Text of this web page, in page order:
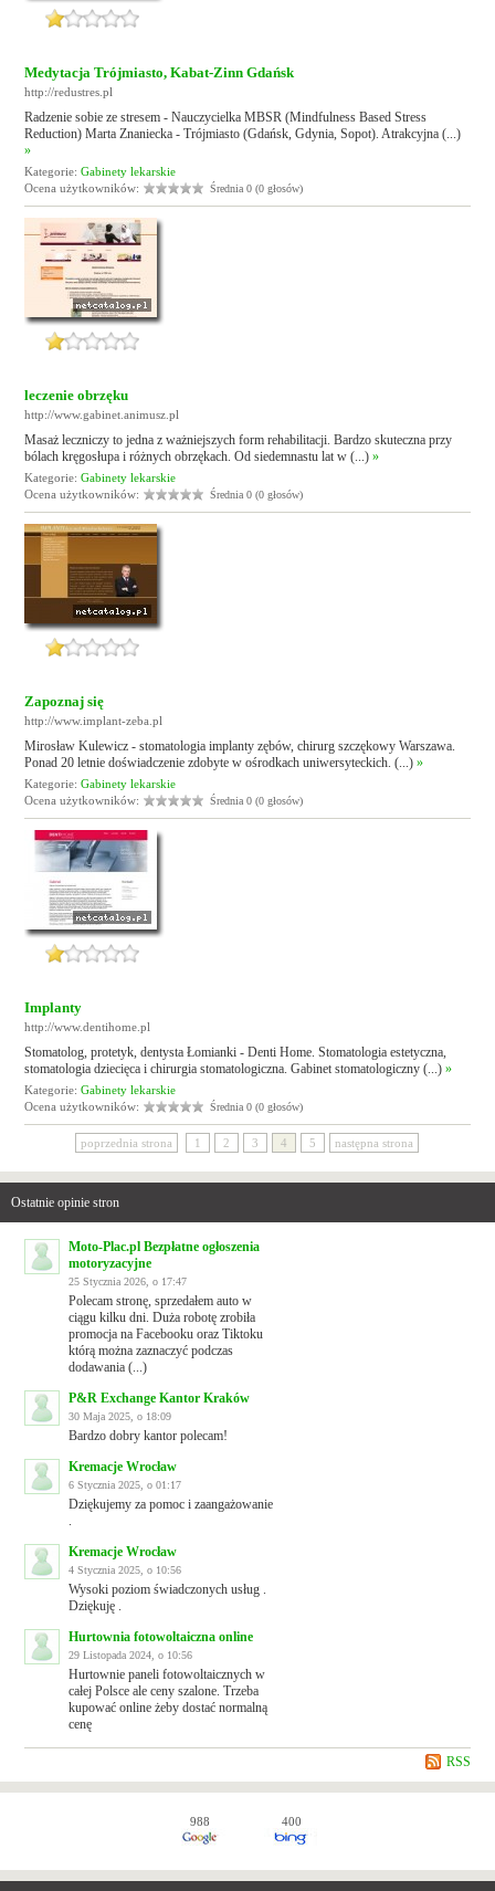
Medytacja Trójmiasto, Kabat-Zinn Gdańsk
http://redustres.pl
Radzenie sobie ze stresem - Nauczycielka MBSR (Mindfulness Based Stress
Reduction) Marta Znaniecka - Trójmiasto (Gdańsk, Gdynia, Sopot). Atrakcyjna (...)
»
Kategorie:Gabinety lekarskie
Ocena użytkowników:
Średnia 0 (0 głosów)
leczenie obrzęku
http://www.gabinet.animusz.pl
Masaż leczniczy to jedna z ważniejszych form rehabilitacji. Bardzo skuteczna przy
bólach kręgosłupa i różnych obrzękach. Od siedemnastu lat w (...)»
Kategorie:Gabinety lekarskie
Ocena użytkowników:
Średnia 0 (0 głosów)
Zapoznaj się
http://www.implant-zeba.pl
Mirosław Kulewicz - stomatologia implanty zębów, chirurg szczękowy Warszawa.
Ponad 20 letnie doświadczenie zdobyte w ośrodkach uniwersyteckich. (...)»
Kategorie:Gabinety lekarskie
Ocena użytkowników:
Średnia 0 (0 głosów)
Implanty
http://www.dentihome.pl
Stomatolog, protetyk, dentysta Łomianki - Denti Home. Stomatologia estetyczna,
stomatologia dziecięca i chirurgia stomatologiczna. Gabinet stomatologiczny (...)»
Kategorie:Gabinety lekarskie
Ocena użytkowników:
Średnia 0 (0 głosów)
poprzednia strona 1 2 3 4 5 następna strona
Ostatnie opinie stron
Moto-Plac.pl Bezpłatne ogłoszenia
motoryzacyjne
25 Stycznia 2026, o 17:47
Polecam stronę, sprzedałem auto w
ciągu kilku dni. Duża robotę zrobiła
promocja na Facebooku oraz Tiktoku
którą można zaznaczyć podczas
dodawania (...)
P&R Exchange Kantor Kraków
30 Maja 2025, o 18:09
Bardzo dobry kantor polecam!
Kremacje Wrocław
6 Stycznia 2025, o 01:17
Dziękujemy za pomoc i zaangażowanie
Kremacje Wrocław
4 Stycznia 2025, o 10:56
Wysoki poziom świadczonych usług .
Dziękuję .
Hurtownia fotowoltaiczna online
29 Listopada 2024, o 10:56
Hurtownie paneli fotowoltaicznych w
całej Polsce ale ceny szalone. Trzeba
kupować online żeby dostać normalną
cenę
RSS
988 400